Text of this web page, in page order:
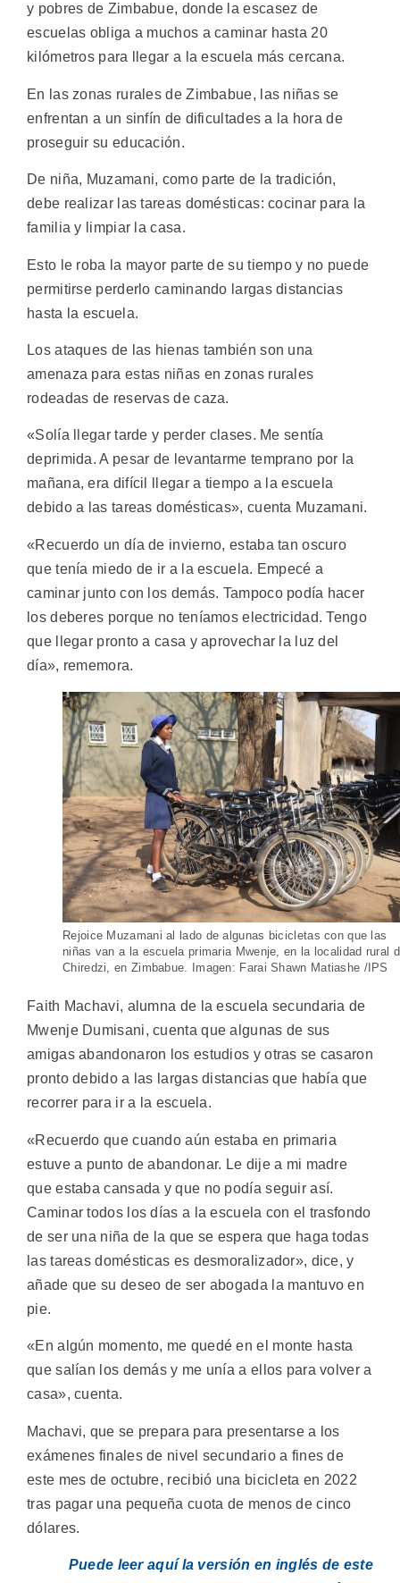
y pobres de Zimbabue, donde la escasez de
escuelas obliga a muchos a caminar hasta 20
kilómetros para llegar a la escuela más cercana.
En las zonas rurales de Zimbabue, las niñas se
enfrentan a un sinfín de dificultades a la hora de
proseguir su educación.
De niña, Muzamani, como parte de la tradición,
debe realizar las tareas domésticas: cocinar para la
familia y limpiar la casa.
Esto le roba la mayor parte de su tiempo y no puede
permitirse perderlo caminando largas distancias
hasta la escuela.
Los ataques de las hienas también son una
amenaza para estas niñas en zonas rurales
rodeadas de reservas de caza.
«Solía llegar tarde y perder clases. Me sentía
deprimida. A pesar de levantarme temprano por la
mañana, era difícil llegar a tiempo a la escuela
debido a las tareas domésticas», cuenta Muzamani.
«Recuerdo un día de invierno, estaba tan oscuro
que tenía miedo de ir a la escuela. Empecé a
caminar junto con los demás. Tampoco podía hacer
los deberes porque no teníamos electricidad. Tengo
que llegar pronto a casa y aprovechar la luz del
día», rememora.
Rejoice Muzamani al lado de algunas bicicletas con que las
niñas van a la escuela primaria Mwenje, en la localidad rural
Chiredzi, en Zimbabue. Imagen: Farai Shawn Matiashe /IPS
Faith Machavi, alumna de la escuela secundaria de
Mwenje Dumisani, cuenta que algunas de sus
amigas abandonaron los estudios y otras se casaron
pronto debido a las largas distancias que había que
recorrer para ir a la escuela.
«Recuerdo que cuando aún estaba en primaria
estuve a punto de abandonar. Le dije a mi madre
que estaba cansada y que no podía seguir así.
Caminar todos los días a la escuela con el trasfondo
de ser una niña de la que se espera que haga todas
las tareas domésticas es desmoralizador», dice, y
añade que su deseo de ser abogada la mantuvo en
pie.
«En algún momento, me quedé en el monte hasta
que salían los demás y me unía a ellos para volver a
casa», cuenta.
Machavi, que se prepara para presentarse a los
exámenes finales de nivel secundario a fines de
este mes de octubre, recibió una bicicleta en 2022
tras pagar una pequeña cuota de menos de cinco
dólares.
Puede leer aquí la versión en inglés de este